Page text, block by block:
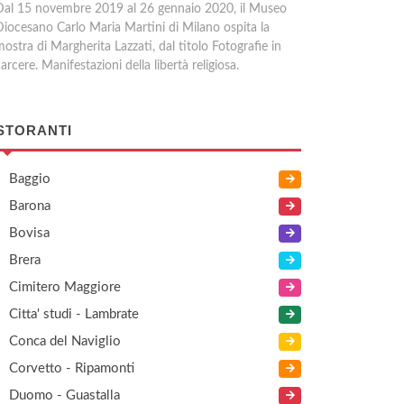
15 novembre 2019 al 26 gennaio 2020, il Museo
Carlo Maria Martini di Milano ospita la
di Margherita Lazzati, dal titolo Fotografie in
Manifestazioni della libertà religiosa.
Baggio
Barona
Bovisa
Brera
Cimitero Maggiore
Citta' studi - Lambrate
Conca del Naviglio
Corvetto - Ripamonti
Duomo - Guastalla